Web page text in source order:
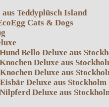
Teddyplüsch Island
Cats & Dogs
Bello Deluxe aus
Deluxe aus
Deluxe aus
Deluxe aus Stockholm
Deluxe aus